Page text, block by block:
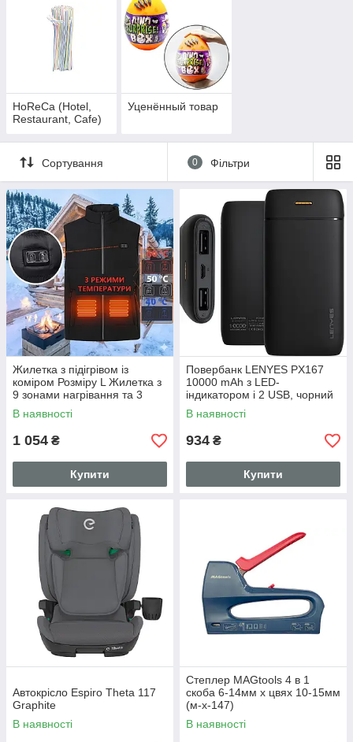
HoReCa (Hotel,
Restaurant, Cafe)
Уценённый товар
Сортування 0 Фільтри
Жилетка з підігрівом із
коміром Розміру L Жилетка з
9 зонами нагрівання та 3
режимами регулювання
температури
В наявності
1 054 ₴
Купити
Повербанк LENYES PX167
10000 mAh з LED-
індикатором і 2 USB, чорний
В наявності
934 ₴
Купити
Автокрісло Espiro Theta 117
Graphite
В наявності
Степлер MAGtools 4 в 1
скоба 6-14мм x цвях 10-15мм
(м-х-147)
В наявності